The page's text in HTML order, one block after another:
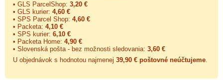
• GLS ParcelShop: 3,20 €
• GLS kurier: 4,60 €
• SPS Parcel Shop: 4,60 €
• Packeta: 4,10 €
• SPS kurier: 6,10 €
• Packeta Home: 4,90 €
• Slovenská pošta - bez možnosti sledovania: 3,60 €
U objednávok s hodnotou najmenej 39,90 € poštovné neúčtujeme.